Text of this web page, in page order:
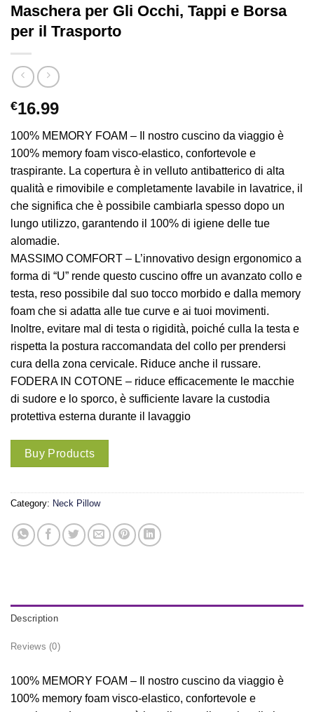
Maschera per Gli Occhi, Tappi e Borsa
per il Trasporto
€16.99
100% MEMORY FOAM – Il nostro cuscino da viaggio è
100% memory foam visco-elastico, confortevole e
traspirante. La copertura è in velluto antibatterico di alta
qualità e rimovibile e completamente lavabile in lavatrice, il
che significa che è possibile cambiarla spesso dopo un
lungo utilizzo, garantendo il 100% di igiene delle tue
alomadie.
MASSIMO COMFORT – L’innovativo design ergonomico a
forma di “U” rende questo cuscino offre un avanzato collo e
testa, reso possibile dal suo tocco morbido e dalla memory
foam che si adatta alle tue curve e ai tuoi movimenti.
Inoltre, evitare mal di testa o rigidità, poiché culla la testa e
rispetta la postura raccomandata del collo per prendersi
cura della zona cervicale. Riduce anche il russare.
FODERA IN COTONE – riduce efficacemente le macchie
di sudore e lo sporco, è sufficiente lavare la custodia
protettiva esterna durante il lavaggio
Buy Products
Category: Neck Pillow
Description
Reviews (0)
100% MEMORY FOAM – Il nostro cuscino da viaggio è
100% memory foam visco-elastico, confortevole e